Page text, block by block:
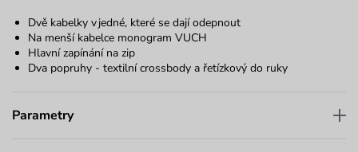
Dvě kabelky v jedné, které se dají odepnout
Na menší kabelce monogram VUCH
Hlavní zapínání na zip
Dva popruhy - textilní crossbody a řetízkový do ruky
Parametry